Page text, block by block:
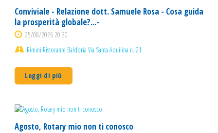
Conviviale - Relazione dott. Samuele Rosa - Cosa guida
la prosperità globale?...-
25/08/2026 20:30
Rimini Ristorante Baldoria Via Santa Aquilina n. 21
Leggi di più
Agosto, Rotary mio non ti conosco